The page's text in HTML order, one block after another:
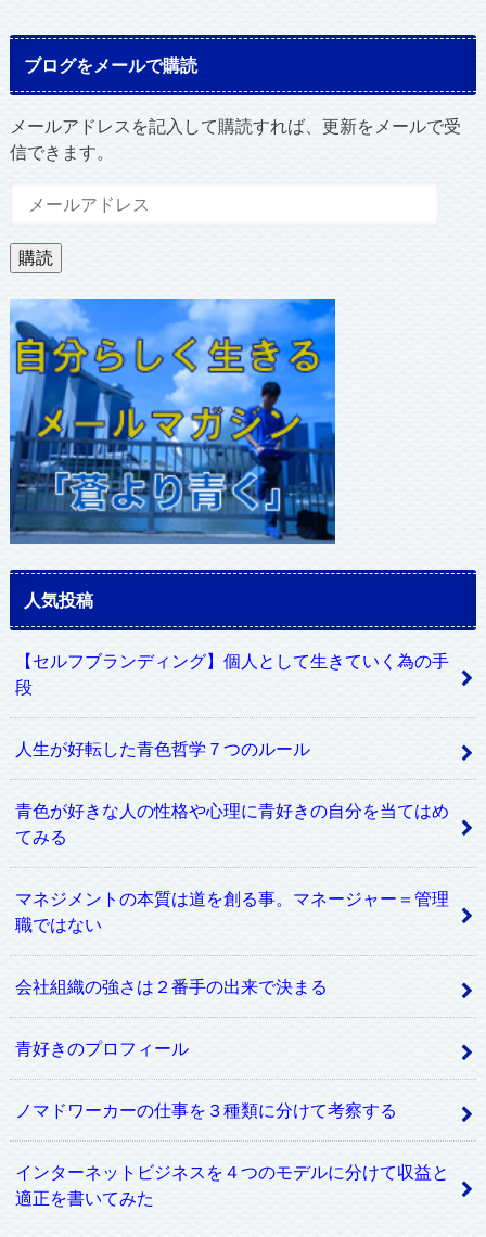
ブログをメールで購読
メールアドレスを記入して購読すれば、更新をメールで受
信できます。
ル
ア
ド
レ
ス
購読
人気投稿
【セルフブランディング】個人として生きていく為の手
段
人生が好転した青色哲学７つのルール
青色が好きな人の性格や心理に青好きの自分を当てはめ
てみる
マネジメントの本質は道を創る事。マネージャー＝管理
職ではない
会社組織の強さは２番手の出来で決まる
青好きのプロフィール
ノマドワーカーの仕事を３種類に分けて考察する
インターネットビジネスを４つのモデルに分けて収益と
適正を書いてみた